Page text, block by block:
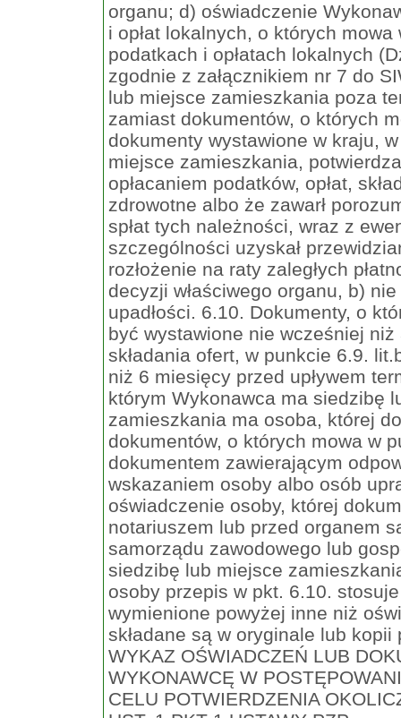
organu; d) oświadczenie
i opłat lokalnych, o których
podatkach i opłatach lokalnych
zgodnie z załącznikiem nr 7 do
lub miejsce zamieszkania poza
zamiast dokumentów, o których
dokumenty wystawione w kraju,
miejsce zamieszkania,
opłacaniem podatków, opłat,
zdrowotne albo że zawarł
spłat tych należności, wraz z
szczególności uzyskał
rozłożenie na raty zaległych
decyzji właściwego organu, b)
upadłości. 6.10. Dokumenty, o
być wystawione nie wcześniej
składania ofert, w punkcie 6.9.
niż 6 miesięcy przed upływem
którym Wykonawca ma siedzibę
zamieszkania ma osoba, której
dokumentów, o których mowa w
dokumentem zawierającym
wskazaniem osoby albo osób
oświadczenie osoby, której
notariuszem lub przed organem
samorządu zawodowego lub
siedzibę lub miejsce
osoby przepis w pkt. 6.10.
wymienione powyżej inne niż
składane są w oryginale lub
WYKAZ OŚWIADCZEŃ LUB
WYKONAWCĘ W
CELU POTWIERDZENIA